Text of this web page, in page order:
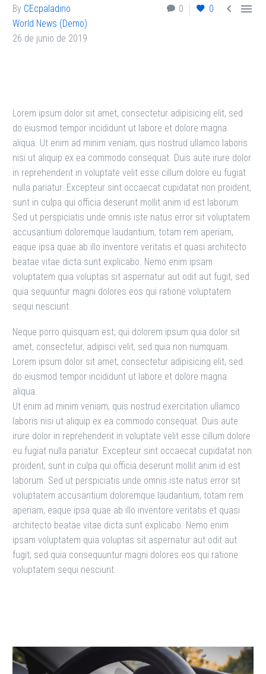
0 0  
By CEcpaladino
World News (Demo)
26 de junio de 2019
Lorem ipsum dolor sit amet, consectetur adipisicing elit, sed
do eiusmod tempor incididunt ut labore et dolore magna
aliqua. Ut enim ad minim veniam, quis nostrud ullamco laboris
nisi ut aliquip ex ea commodo consequat. Duis aute irure dolor
in reprehenderit in voluptate velit esse cillum dolore eu fugiat
nulla pariatur. Excepteur sint occaecat cupidatat non proident,
sunt in culpa qui officia deserunt mollit anim id est laborum.
Sed ut perspiciatis unde omnis iste natus error sit voluptatem
accusantium doloremque laudantium, totam rem aperiam,
eaque ipsa quae ab illo inventore veritatis et quasi architecto
beatae vitae dicta sunt explicabo. Nemo enim ipsam
voluptatem quia voluptas sit aspernatur aut odit aut fugit, sed
quia sequuntur magni dolores eos qui ratione voluptatem
sequi nesciunt.
Neque porro quisquam est, qui dolorem ipsum quia dolor sit
amet, consectetur, adipisci velit, sed quia non numquam.
Lorem ipsum dolor sit amet, consectetur adipisicing elit, sed
do eiusmod tempor incididunt ut labore et dolore magna
aliqua.
Ut enim ad minim veniam, quis nostrud exercitation ullamco
laboris nisi ut aliquip ex ea commodo consequat. Duis aute
irure dolor in reprehenderit in voluptate velit esse cillum dolore
eu fugiat nulla pariatur. Excepteur sint occaecat cupidatat non
proident, sunt in culpa qui officia deserunt mollit anim id est
laborum. Sed ut perspiciatis unde omnis iste natus error sit
voluptatem accusantium doloremque laudantium, totam rem
aperiam, eaque ipsa quae ab illo inventore veritatis et quasi
architecto beatae vitae dicta sunt explicabo. Nemo enim
ipsam voluptatem quia voluptas sit aspernatur aut odit aut
fugit, sed quia consequuntur magni dolores eos qui ratione
voluptatem sequi nesciunt.